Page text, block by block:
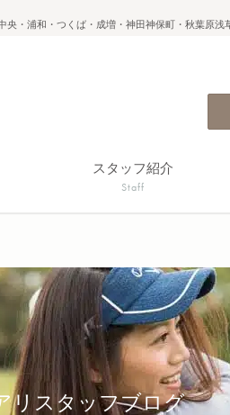
浦和・つくば・成増・神田神保町・秋葉原
スタッフ紹介
Staff
リスタッフブログ